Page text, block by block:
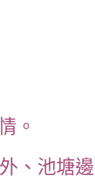
。
、池塘